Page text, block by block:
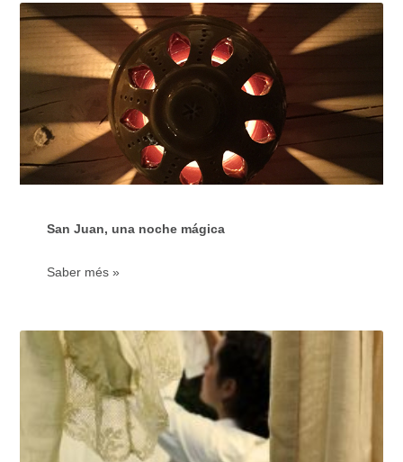
San Juan, una noche mágica
Saber més »